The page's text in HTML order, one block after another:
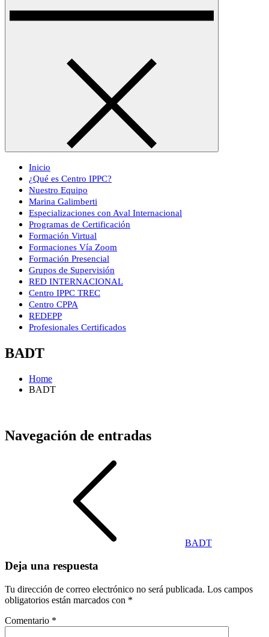
Inicio
¿Qué es Centro IPPC?
Nuestro Equipo
Marina Galimberti
Especializaciones con Aval Internacional
Programas de Certificación
Formación Virtual
Formaciones Vía Zoom
Formación Presencial
Grupos de Supervisión
RED INTERNACIONAL
Centro IPPC TREC
Centro CPPA
REDEPP
Profesionales Certificados
BADT
Home
BADT
Navegación de entradas
BADT
Deja una respuesta
Tu dirección de correo electrónico no será publicada. Los campos
obligatorios están marcados con *
Comentario *